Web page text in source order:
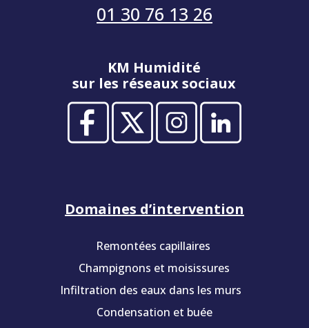
01 30 76 13 26
KM Humidité
sur les réseaux sociaux
Domaines d’intervention
Remontées capillaires
Champignons et moisissures
Infiltration des eaux dans les murs
Condensation et buée